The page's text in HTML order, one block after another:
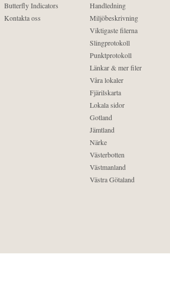
Butterfly Indicators
Kontakta oss
Handledning
Miljöbeskrivning
Viktigaste filerna
Slingprotokoll
Punktprotokoll
Länkar & mer filer
Våra lokaler
Fjärilskarta
Lokala sidor
Gotland
Jämtland
Närke
Västerbotten
Västmanland
Västra Götaland